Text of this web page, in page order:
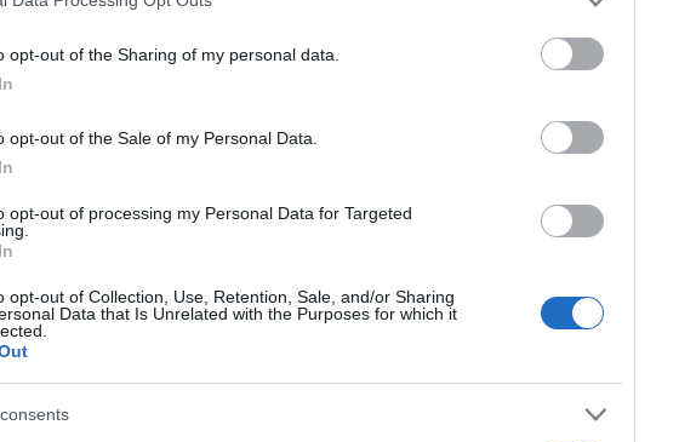
opt-out of the Sharing of my personal data.
opt-out of the Sale of my Personal Data.
opt-out of processing my Personal Data for Targeted
opt-out of Collection, Use, Retention, Sale, and/or Sharing
Data that Is Unrelated with the Purposes for which it
en pharmacie ou en salon de coiffure. Ensuite,
Ducray est très bien).
cheveux ?
après-shampooing qui a tendance à alourdir les
un peu séchés (mais encore humides), vous pourrez
descheveux